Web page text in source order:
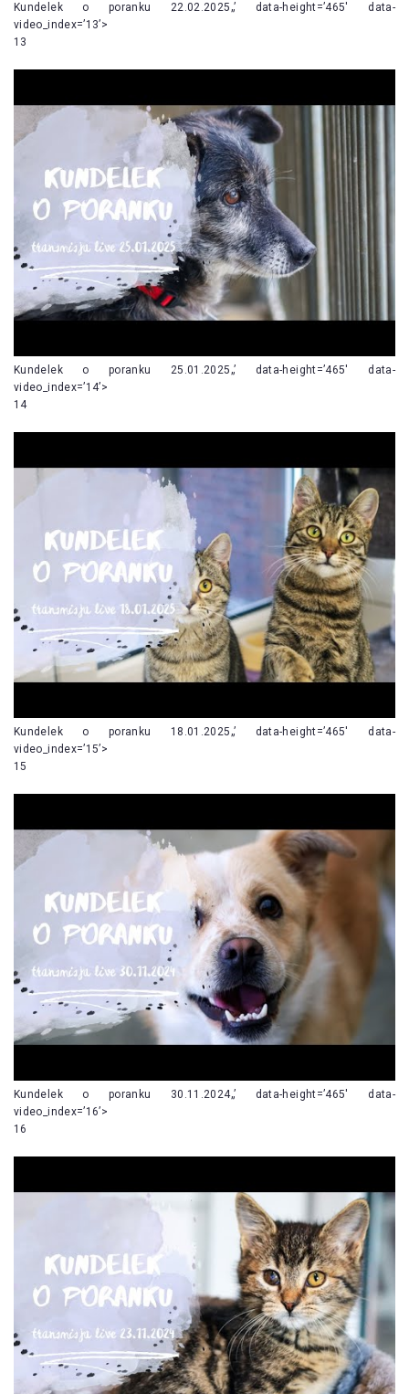
Kundelek o poranku 22.02.2025„’ data-height=’465′ data-
video_index=’13’>
13
Kundelek o poranku 25.01.2025„’ data-height=’465′ data-
video_index=’14’>
14
Kundelek o poranku 18.01.2025„’ data-height=’465′ data-
video_index=’15’>
15
Kundelek o poranku 30.11.2024„’ data-height=’465′ data-
video_index=’16’>
16